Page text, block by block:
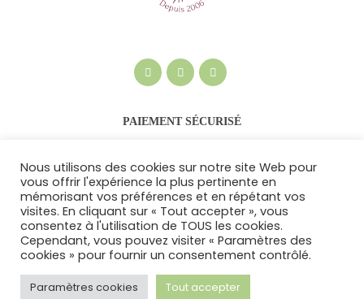
PAIEMENT SÉCURISÉ
Le Bougainvillier Fleuri © 2026. Tous droits
réservés -Politique de confidentialité et
Nous utilisons des cookies sur notre site Web pour
vous offrir l'expérience la plus pertinente en
mémorisant vos préférences et en répétant vos
visites. En cliquant sur « Tout accepter », vous
consentez à l'utilisation de TOUS les cookies.
Cependant, vous pouvez visiter « Paramètres des
cookies » pour fournir un consentement contrôlé.
Paramètres cookies Tout accepter